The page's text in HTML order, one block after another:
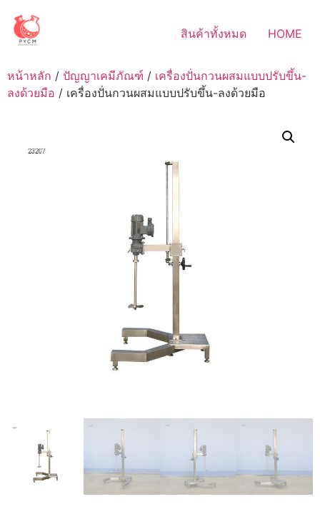
content
สินค้าทั้งหมด HOME
หน้าหลัก / ปัญญาเคมีภัณฑ์ / เครื่องปั่นกวนผสมแบบปรับขึ้น-
ลงด้วยมือ / เครื่องปั่นกวนผสมแบบปรับขึ้น-ลงด้วยมือ